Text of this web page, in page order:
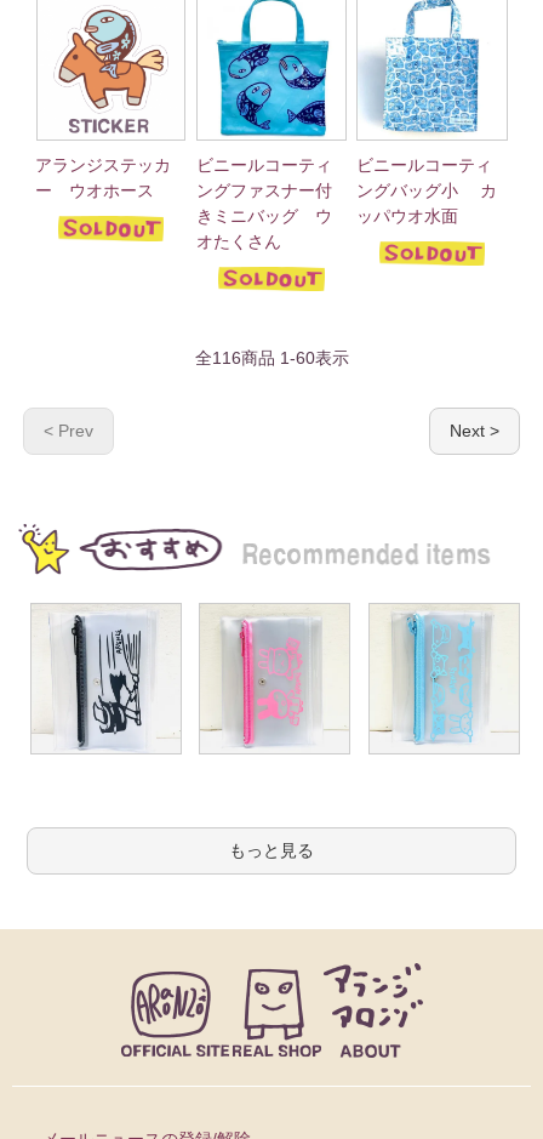
アランジステッカ
ー ウオホース
ビニールコーティ
ングファスナー付
きミニバッグ ウ
オたくさん
ビニールコーティ
ングバッグ小 カ
ッパウオ水面
全116商品 1-60表示
< Prev Next >
もっと見る